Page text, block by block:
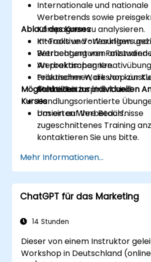
Internationale und nationale
Werbetrends sowie
Kampagnen zu analysieren.
KI-Tools und -Workflows
Werbeagenturen
An praktischen
teilzunehmen, die von
Methoden inspiriert sind.
Ablauf des Kurses
Interaktive Vorlesungen und
Betrachtung von Fallstudien
Werbekampagnen.
Praktischer Workshop zur
Kreativität.
Handlungsorientierte
basierten Werbetools.
Möglichkeiten zur individuellen
Kurses
Um ein auf Ihre Bedürfnisse
zugeschnittenes Training
kontaktieren Sie uns bitte.
Mehr Informationen...
ChatGPT für das Marketing
14 Stunden
Dieser von einem Instruktor
Workshop in Deutschland